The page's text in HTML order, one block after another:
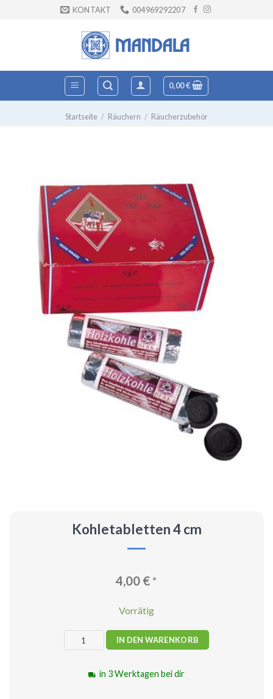
KONTAKT 004969292207
0,00€
Startseite / Räuchern / Räucherzubehör
Kohletabletten 4 cm
4,00 €*
Vorrätig
Kohletabletten 4 cm Menge
IN DEN WARENKORB
in 3 Werktagen bei dir